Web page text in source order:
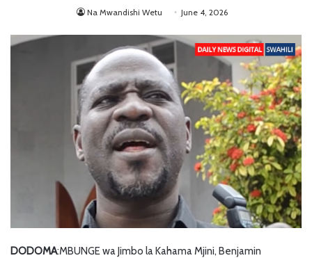
Na Mwandishi Wetu June 4, 2026
DODOMA:MBUNGE wa Jimbo la Kahama Mjini, Benjamin